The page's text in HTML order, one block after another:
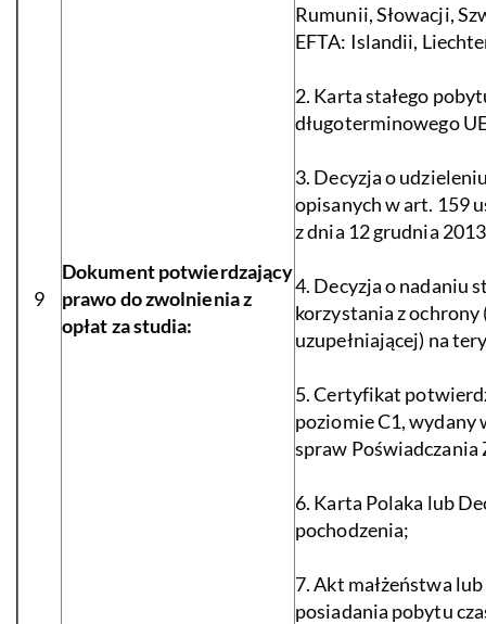
9
Dokument potwierdzający
prawo do zwolnienia z
opłat za studia:
Rumunii, Słowacji,
EFTA: Islandii,
2. Karta stałego
długoterminowego
3. Decyzja o
opisanych w art. 159
z dnia 12 grudnia
4. Decyzja o nadaniu
korzystania z
uzupełniającej) na
5. Certyfikat
poziomie C1, wydany
spraw Poświadczania
6. Karta Polaka lub
pochodzenia;
7. Akt małżeństwa
posiadania pobytu